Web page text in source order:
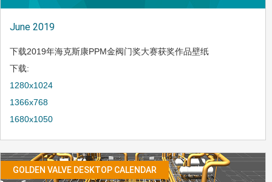
June 2019
下载2019年海克斯康PPM金阀门奖大赛获奖作品壁纸
下载:
1280x1024
1366x768
1680x1050
GOLDEN VALVE DESKTOP CALENDAR